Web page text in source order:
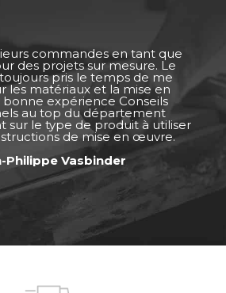
commandes en tant que
des projets sur mesure. Le
pris le temps de me
les matériaux et la mise en
expérience Conseils
au top du département
sur le type de produit à utiliser
de mise en œuvre.
Philippe Vasbinder